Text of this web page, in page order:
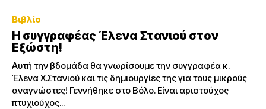
Βιβλίο
Η συγγραφέας Έλενα Στανιού στον
Εξώστη!
Αυτή την βδομάδα θα γνωρίσουμε την συγγραφέα κ.
Έλενα Χ.Στανιού και τις δημιουργίες της για τους μικρούς
αναγνώστες! Γεννήθηκε στο Βόλο. Είναι αριστούχος
πτυχιούχος...